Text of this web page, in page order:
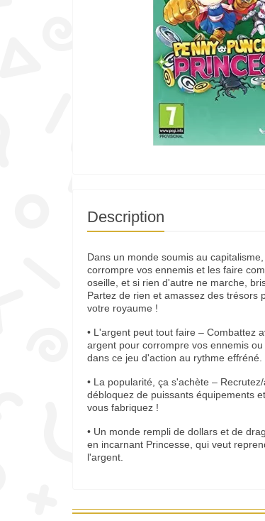
Description
Dans un monde soumis au
corrompre vos ennemis et les faire
oseille, et si rien d'autre ne marche,
Partez de rien et amassez des trésors
votre royaume !
• L'argent peut tout faire – Combattez
argent pour corrompre vos ennemis
dans ce jeu d'action au rythme effréné.
• La popularité, ça s'achète –
débloquez de puissants équipements
vous fabriquez !
• Un monde rempli de dollars et de
en incarnant Princesse, qui veut
l'argent.